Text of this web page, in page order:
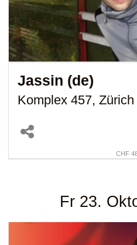
Jassin (de)
Komplex 457, Zürich
CHF
Fr 23.